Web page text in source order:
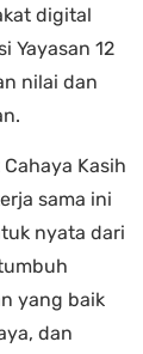
digital
Yayasan 12
nilai dan
Kasih
sama ini
nyata dari
yang baik
dan